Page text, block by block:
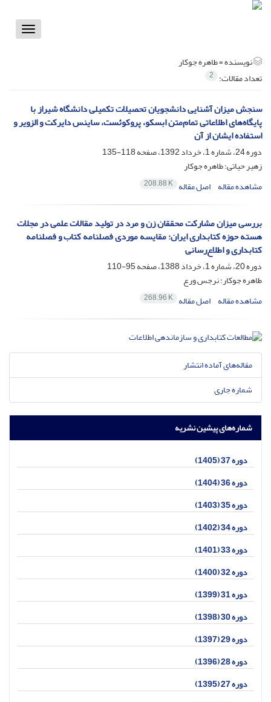
Toggle
نویسنده =طاهره جوکار
تعداد مقالات: 2
سنجش میزان آشنایی دانشجویان تحصیلات تکمیلی دانشگاه شیراز با
پایگاه‌های اطلاعاتی تمام‌متن ابسکو، پروکوئست، ساینس دایرکت و الزویر و
استفاده ایشان از آن
دوره 24، شماره 1، خرداد 1392، صفحه
118-135
زهیر حیاتی؛ طاهره جوکار
مشاهده مقاله اصل مقاله 208.88 K
بررسی میزان مشارکت محققان زن و مرد در تولید مقالات علمی در مجلات
هسته حوزه کتابداری ایران: مقایسه موردی فصلنامه کتاب و فصلنامه
کتابداری و اطلاع‌رسانی
دوره 20، شماره 1، خرداد 1388، صفحه
95-110
طاهره جوکار؛ نرجس ورع
مشاهده مقاله اصل مقاله 268.96 K
مقاله‌های آماده انتشار
شماره جاری
شماره‌های پیشین نشریه
دوره 37 (1405)
دوره 36 (1404)
دوره 35 (1403)
دوره 34 (1402)
دوره 33 (1401)
دوره 32 (1400)
دوره 31 (1399)
دوره 30 (1398)
دوره 29 (1397)
دوره 28 (1396)
دوره 27 (1395)